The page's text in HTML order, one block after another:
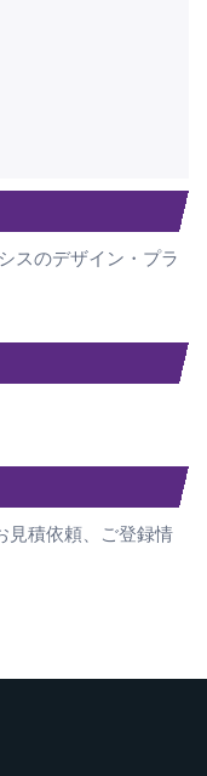
スのデザイン・プラ
見積依頼、ご登録情